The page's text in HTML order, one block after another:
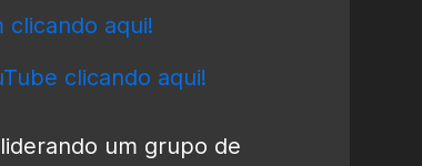
clicando aqui!
clicando aqui!
liderando um grupo de